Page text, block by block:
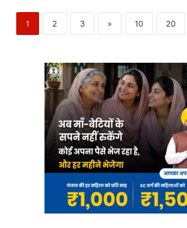
1 2 3 » 10 20